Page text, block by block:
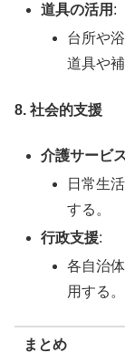
道具の活用 :
台所や
道具や
8. 社会的支援
介護サービ
日常生
する。
行政支援:
各自治
用する。
まとめ